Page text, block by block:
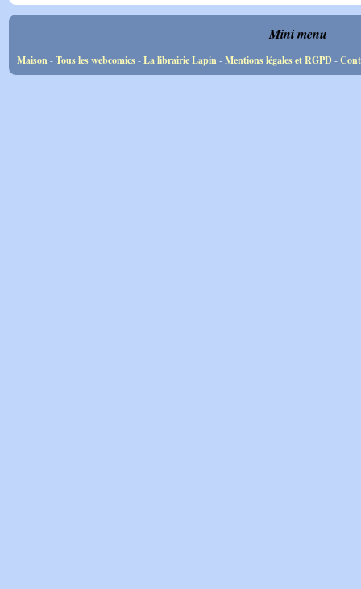
Mini menu
Maison-Tous les webcomics-La librairie Lapin-Mentions légales et RGPD-